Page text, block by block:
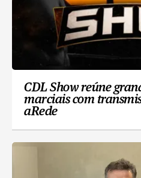
CDL Show reúne
marciais com
aRede